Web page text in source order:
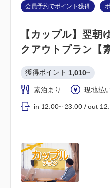
会員予約でポイント獲得
【カップル】翌朝
クアウトプラン【
獲得ポイント 1,010~
素泊まり 現地払
in 12:00~ 23:00 / out